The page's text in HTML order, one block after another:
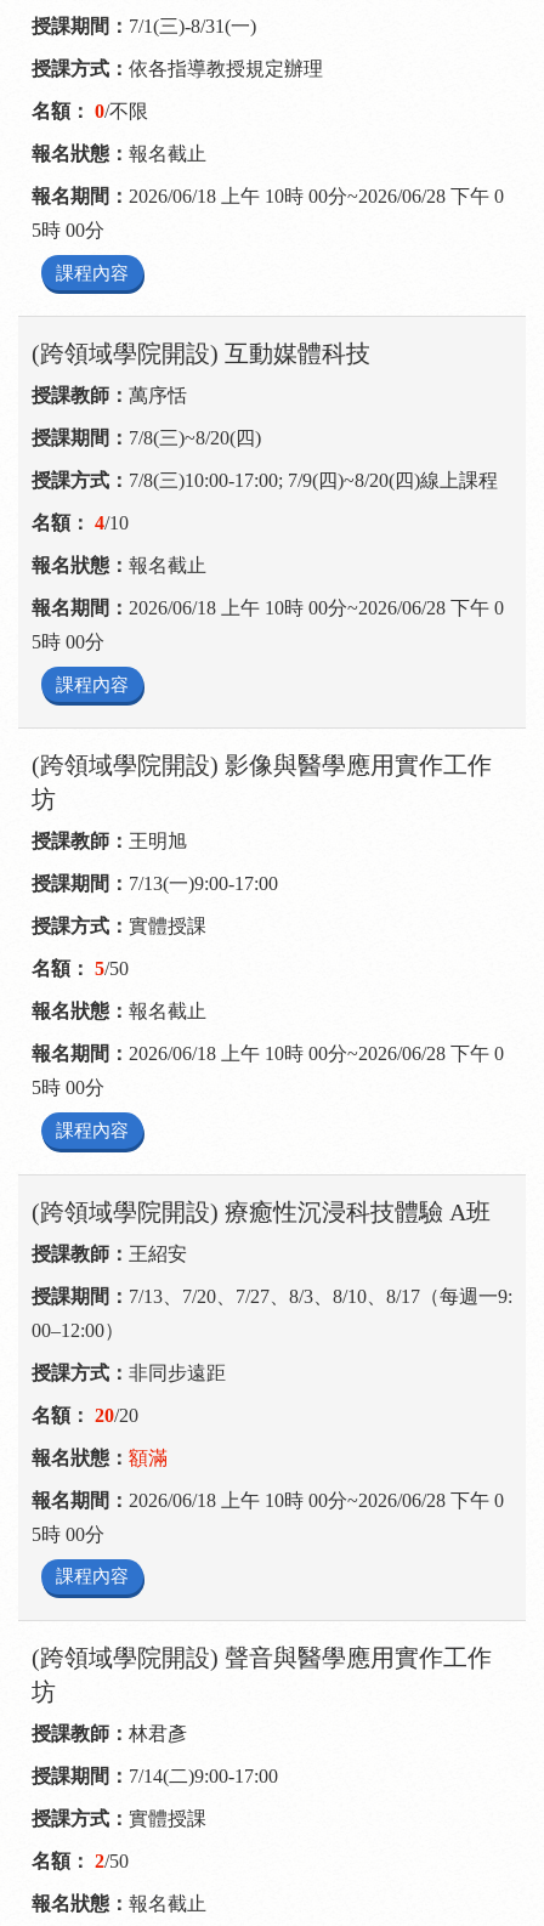
7/1(三)-8/31(一)
依各指導教授規定辦理
0/不限
報名截止
2026/06/18 上午 10時 00分~2026/06/28 下午 0
5時 00分
課程內容
(跨領域學院開設) 互動媒體科技
萬序恬
7/8(三)~8/20(四)
7/8(三)10:00-17:00; 7/9(四)~8/20(四)線上課程
4/10
報名截止
2026/06/18 上午 10時 00分~2026/06/28 下午 0
5時 00分
課程內容
(跨領域學院開設) 影像與醫學應用實作工作
坊
王明旭
7/13(一)9:00-17:00
實體授課
5/50
報名截止
2026/06/18 上午 10時 00分~2026/06/28 下午 0
5時 00分
課程內容
(跨領域學院開設) 療癒性沉浸科技體驗 A班
王紹安
7/13、7/20、7/27、8/3、8/10、8/17（每週一9:
00–12:00）
非同步遠距
20/20
額滿
2026/06/18 上午 10時 00分~2026/06/28 下午 0
5時 00分
課程內容
(跨領域學院開設) 聲音與醫學應用實作工作
坊
林君彥
7/14(二)9:00-17:00
實體授課
2/50
報名截止